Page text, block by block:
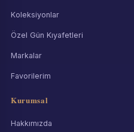
Koleksiyonlar
Özel Gün Kıyafetleri
Markalar
Favorilerim
Kurumsal
Hakkımızda